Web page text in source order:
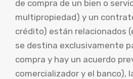
de compra de un bien o
multipropiedad) y un
crédito) están relacionados
se destina exclusivamente
compra y hay un acuerdo
comercializador y el banco),